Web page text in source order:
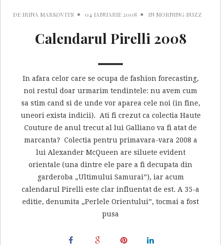
DE IRINA MARKOVITS 04 IANUARIE 2008 IN MORNING BUZZ
Calendarul Pirelli 2008
In afara celor care se ocupa de fashion forecasting,
noi restul doar urmarim tendintele: nu avem cum
sa stim cand si de unde vor aparea cele noi (in fine,
uneori exista indicii). Ati fi crezut ca colectia Haute
Couture de anul trecut al lui Galliano va fi atat de
marcanta? Colectia pentru primavara-vara 2008 a
lui Alexander McQueen are siluete evident
orientale (una dintre ele pare a fi decupata din
garderoba „Ultimului Samurai”), iar acum
calendarul Pirelli este clar influentat de est. A 35-a
editie, denumita „Perlele Orientului”, tocmai a fost
pusa